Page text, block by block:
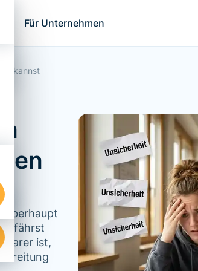
Für Unternehmen
kannst
überhaupt
erfährst
ist,